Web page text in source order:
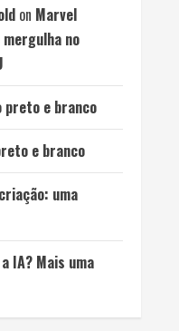
on Marvel
mergulha no
e branco
e branco
uma
IA? Mais uma